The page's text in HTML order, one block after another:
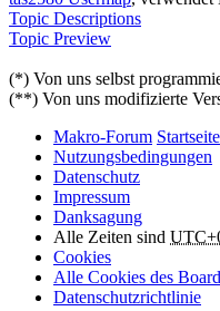
Topic Descriptions
Topic Preview
(*) Von uns selbst
(**) Von uns modifizierte
Makro-Forum Startseite
Nutzungsbedingungen
Datenschutz
Impressum
Danksagung
Alle Zeiten sind
Cookies
Alle Cookies des
Datenschutzrichtlinie